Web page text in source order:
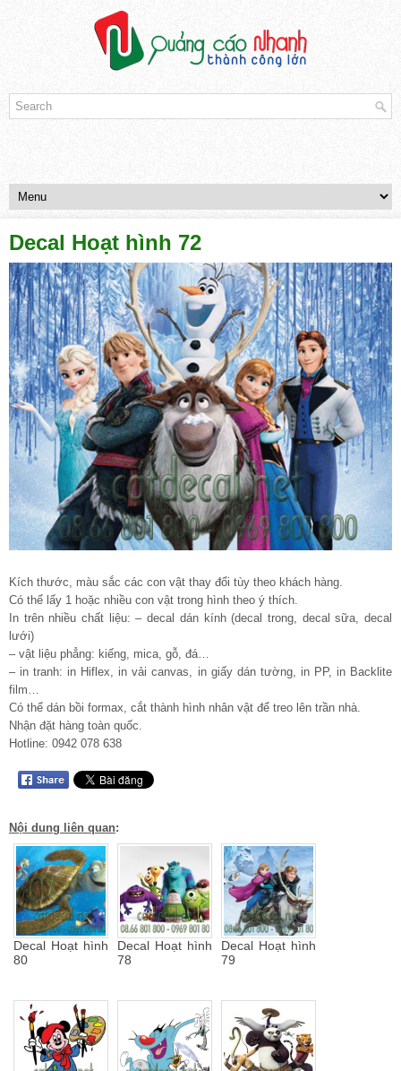
Decal Hoạt hình 72
Kích thước, màu sắc các con vật thay đổi tùy theo khách hàng.
Có thể lấy 1 hoặc nhiều con vật trong hình theo ý thích.
In trên nhiều chất liệu: – decal dán kính (decal trong, decal sữa, decal
lưới)
– vật liệu phẳng: kiếng, mica, gỗ, đá…
– in tranh: in Hiflex, in vải canvas, in giấy dán tường, in PP, in Backlite
film…
Có thể dán bồi formax, cắt thành hình nhân vật để treo lên trần nhà.
Nhận đặt hàng toàn quốc.
Hotline: 0942 078 638
Nội dung liên quan:
Decal Hoạt hình
80
Decal Hoạt hình
78
Decal Hoạt hình
79